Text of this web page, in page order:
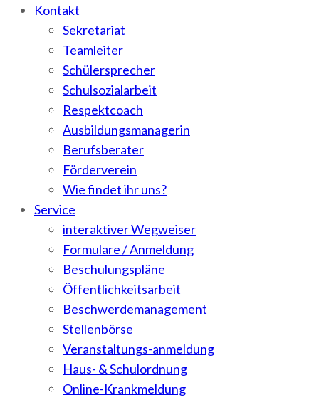
Kontakt
Sekretariat
Teamleiter
Schülersprecher
Schulsozialarbeit
Respektcoach
Ausbildungsmanagerin
Berufsberater
Förderverein
Wie findet ihr uns?
Service
interaktiver Wegweiser
Formulare / Anmeldung
Beschulungspläne
Öffentlichkeitsarbeit
Beschwerdemanagement
Stellenbörse
Veranstaltungs-anmeldung
Haus- & Schulordnung
Online-Krankmeldung